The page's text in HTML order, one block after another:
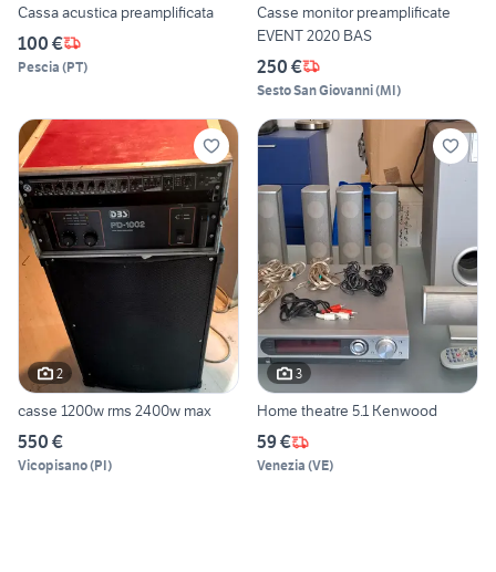
Cassa acustica preamplificata
100 €
Pescia (PT)
Casse monitor preamplificate
EVENT 2020 BAS
250 €
Sesto San Giovanni(MI)
2
casse 1200w rms 2400w max
550 €
Vicopisano(PI)
3
Home theatre 5.1 Kenwood
59 €
Venezia (VE)